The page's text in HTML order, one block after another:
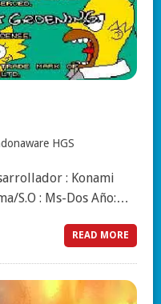
HGS
: Konami
S.O : Ms-Dos Año:…
READ MORE